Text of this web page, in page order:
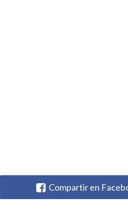
Compartir en